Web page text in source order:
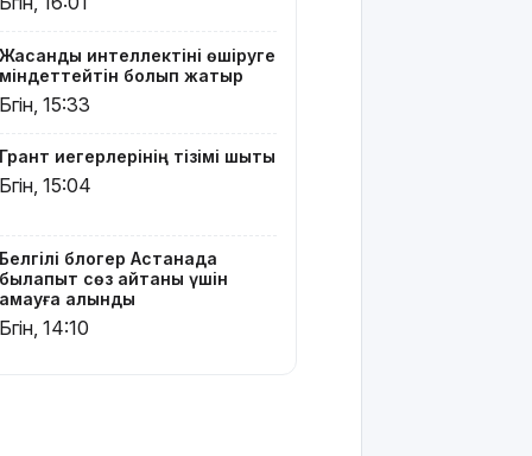
Министрлік
талқыланған
мәселеге
нүкте
Грант
иегерлерінің
қайдан
көруге
болады?
Қазақстанда
Жасанды интеллектіні өшіруге
міндеттейтін болып жатыр
Бүгін, 15:33
Грант иегерлерінің тізімі шықты
Бүгін, 15:04
Белгілі блогер Астанада
былапыт сөз айтқаны үшін
қамауға алынды
Бүгін, 14:10